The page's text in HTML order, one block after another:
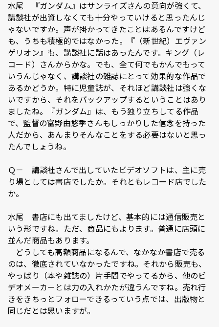
水尾 『ガンダム』はサンライズさんの意向が強くて、
講談社が出資しなくても十分やっていけると思ったんじ
ゃないですか。声が掛かってきたことはあるんですけど
も、うちも積極的ではなかった。『（新世紀）エヴァン
ゲリオン』も、講談社に話はあったんです。キング（レ
コード）さんからかな。でも、全て何でもかんでもって
いうんじゃなく、講談社の雑誌にとって効果的な作品で
あるかどうか。特に児童誌が、それほど講談社は強くな
いですから、それをバックアップするということはあり
ましたね。『ガンダム』は、もう独り立ちしてる作品
で、監督の富野由悠季さんもしっかりした信念を持った
人だから、あんまりそんなことをする必要はないと思っ
たんでしょうね。
Ｑ－ 講談社さんで出していたビデオソフトは、主に売
り場としては書店でしたか。それともレコード店でした
か。
水尾 書店にも出てましたけど、基本的には通信販売と
いう形ですね。ただ、商品にもよります。普通に店頭に
並んだ商品もあります。
どうしても高額商品になるんで、なかなか書店で売る
のは、徹底されていなかったですね。それから販売も、
やっぱり（本や雑誌の）片手間でやってるから、他のビ
デオメーカーとは力の入れかたが違うんですね。売れ行
きをきちっとフォローできるっていう点では、出版物と
同じだとは思いますが。